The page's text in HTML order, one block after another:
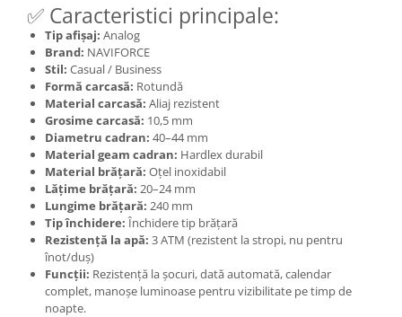
✅ Caracteristici principale:
Tip afișaj: Analog
Brand: NAVIFORCE
Stil: Casual / Business
Formă carcasă: Rotundă
Material carcasă: Aliaj rezistent
Grosime carcasă: 10,5 mm
Diametru cadran: 40–44 mm
Material geam cadran: Hardlex durabil
Material brățară: Oțel inoxidabil
Lățime brățară: 20–24 mm
Lungime brățară: 240 mm
Tip închidere: Închidere tip brățară
Rezistență la apă: 3 ATM (rezistent la stropi, nu pentru
înot/duș)
Funcții: Rezistență la șocuri, dată automată, calendar
complet, manoșe luminoase pentru vizibilitate pe timp de
noapte.